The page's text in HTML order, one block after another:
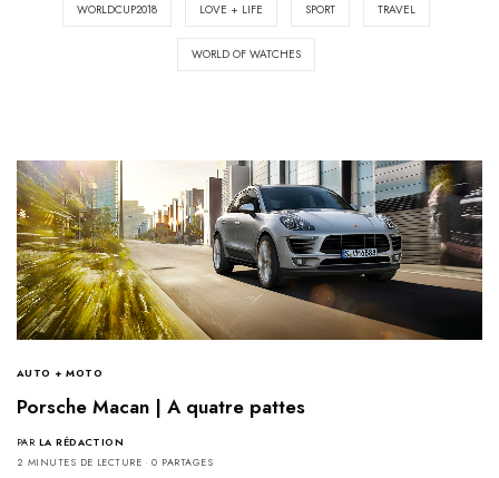
WORLDCUP2018 LOVE + LIFE SPORT TRAVEL
WORLD OF WATCHES
AUTO + MOTO
Porsche Macan | A quatre pattes
PAR LA RÉDACTION
2 MINUTES DE LECTURE
0 PARTAGES